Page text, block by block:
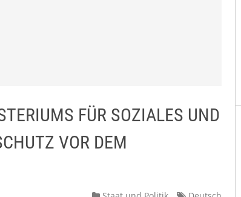
FÜR SOZIALES UND
VOR DEM